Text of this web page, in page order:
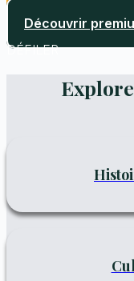
Découvrir
DÉFILER